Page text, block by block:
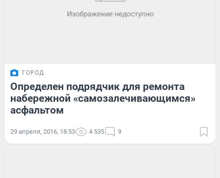
ГОРОД
Определен подрядчик для ремонта
набережной «самозалечивающимся»
асфальтом
29 апреля, 2016, 18:53 4 535 9